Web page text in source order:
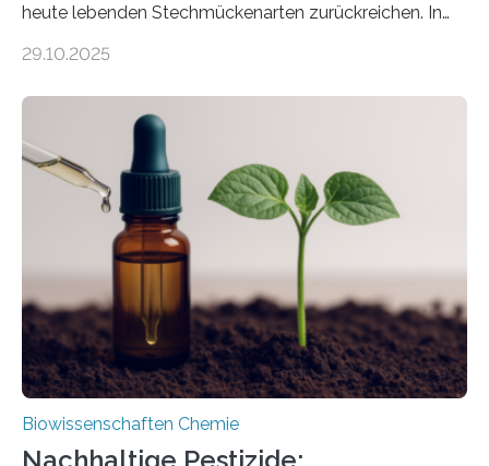
heute lebenden Stechmückenarten zurückreichen. In
Forschende die bisher älteste bekannte Stechmücken-
Region Kachin in Myanmar und hat sich in
ausgezeichnetem Zustand erhalten. Es konnte als neue
Art einer neuen Gattung beschrieben werden und trägt
nun den Namen Cretosabethes primaevus. Dieser erste
fossile Nachweis einer Stechmückenlarve in Bernstein
stellt gleichzeitig den ersten Fossilfund einer
Mückenlarve aus dem Mesozoikum dar, denn…
29.10.2025
Biowissenschaften Chemie
Nachhaltige Pestizide: